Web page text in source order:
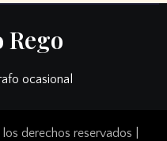
Rego
ocasional
derechos reservados